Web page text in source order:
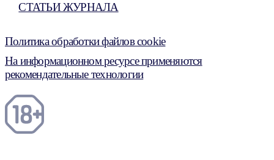
СТАТЬИ ЖУРНАЛА
Политика обработки файлов cookie
На информационном ресурсе применяются
рекомендательные технологии